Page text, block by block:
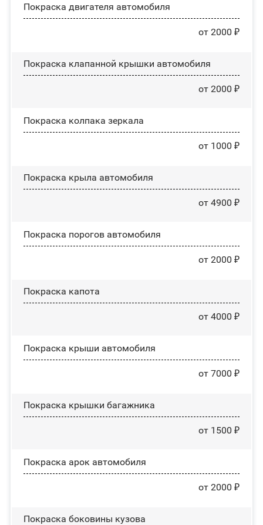
Покраска двигателя автомобиля
от 2000 ₽
Покраска клапанной крышки автомобиля
от 2000 ₽
Покраска колпака зеркала
от 1000 ₽
Покраска крыла автомобиля
от 4900 ₽
Покраска порогов автомобиля
от 2000 ₽
Покраска капота
от 4000 ₽
Покраска крыши автомобиля
от 7000 ₽
Покраска крышки багажника
от 1500 ₽
Покраска арок автомобиля
от 2000 ₽
Покраска боковины кузова